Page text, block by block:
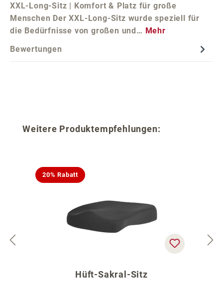
XXL-Long-Sitz | Komfort & Platz für große
Menschen Der XXL-Long-Sitz wurde speziell für
die Bedürfnisse von großen und… Mehr
Bewertungen
Produktgalerie überspringen
Weitere Produktempfehlungen:
20% Rabatt
Hüft-Sakral-Sitz